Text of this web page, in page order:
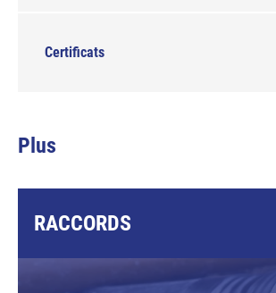
Certificats
Plus
RACCORDS